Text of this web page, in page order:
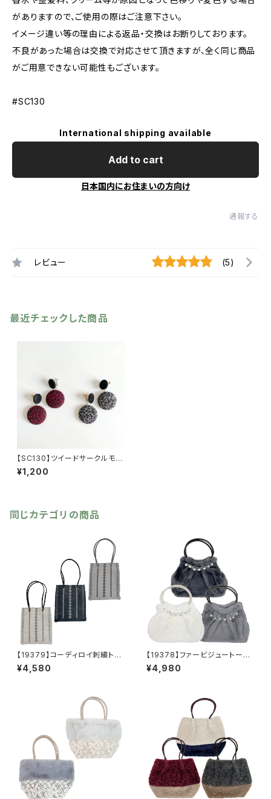
がありますので、ご使用の際はご注意下さい。
イメージ違い等の理由による返品・交換はお断りしております。
不良があった場合は交換で対応させて頂きますが、全く同じ商品
がご用意できない可能性もございます。
#SC130
International shipping available
Add to cart
日本国内にお住まいの方向け
通報する
レビュー (5)
最近チェックした商品
【SC130】ツイードサークルモチ
ーフイヤリング【送料無料】秋冬
アクセ サークルイヤリング
ュームアクセ 大ぶりあクセ
大ぶりアクセ アクセサリー
¥1,200
同じカテゴリの商品
【19379】コーディロイ刺繍トー
トバッグ【送料無料】秋冬バッ
グ 新作
¥4,580
【19378】ファービジュートート
【送料無料】秋冬バッグ 新作
¥4,980